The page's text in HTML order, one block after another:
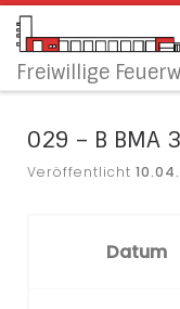
Zum Inhalt springen
Freiwillige
029 – B BMA
Veröffentlicht
Datum